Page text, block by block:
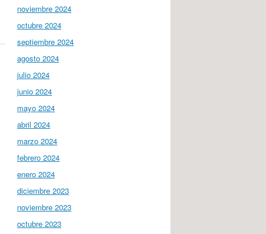
noviembre 2024
octubre 2024
septiembre 2024
agosto 2024
julio 2024
junio 2024
mayo 2024
abril 2024
marzo 2024
febrero 2024
enero 2024
diciembre 2023
noviembre 2023
octubre 2023